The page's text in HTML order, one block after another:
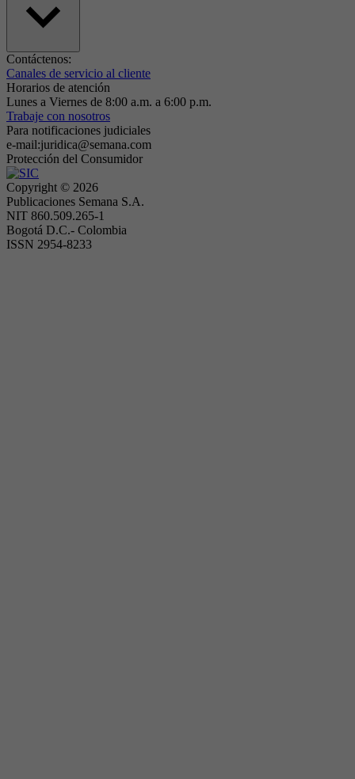
Contáctenos:
Canales de servicio al cliente
Horarios de atención
Lunes a Viernes de 8:00 a.m. a 6:00 p.m.
Trabaje con nosotros
Para notificaciones judiciales
e-mail:juridica@semana.com
Protección del Consumidor
Copyright © 2026
Publicaciones Semana S.A.
NIT 860.509.265-1
Bogotá D.C.- Colombia
ISSN 2954-8233